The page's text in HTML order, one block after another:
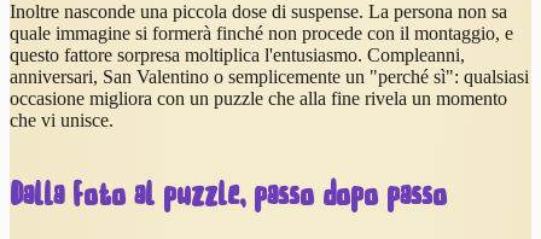
Inoltre nasconde una piccola dose di suspense. La persona non sa
quale immagine si formerà finché non procede con il montaggio, e
questo fattore sorpresa moltiplica l'entusiasmo. Compleanni,
anniversari, San Valentino o semplicemente un "perché sì": qualsiasi
occasione migliora con un puzzle che alla fine rivela un momento
che vi unisce.
Dalla foto al puzzle, passo dopo passo